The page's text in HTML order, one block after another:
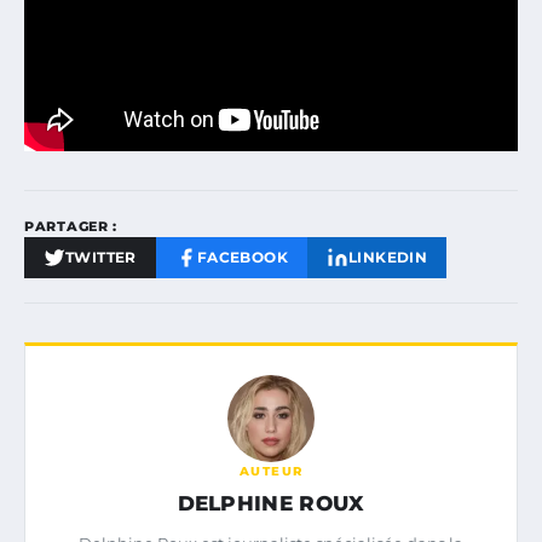
PARTAGER :
TWITTER FACEBOOK LINKEDIN
AUTEUR
DELPHINE ROUX